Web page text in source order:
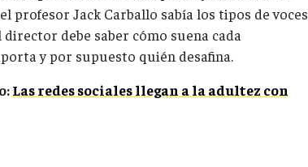
profesor Jack Carballo sabía los tipos de voces
debe saber cómo suena cada
y por supuesto quién desafina.
Las redes sociales llegan a la adultez con